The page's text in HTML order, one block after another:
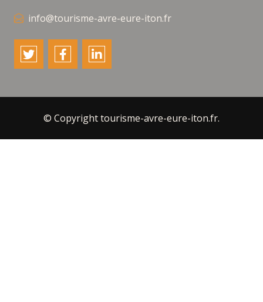
info@tourisme-avre-eure-iton.fr
© Copyright tourisme-avre-eure-iton.fr.